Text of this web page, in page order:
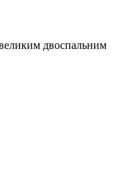
двоспальним